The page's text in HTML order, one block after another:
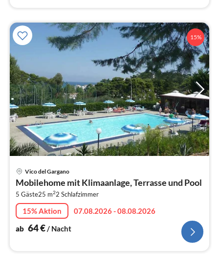
15%
Vico del Gargano
Mobilehome mit Klimaanlage, Terrasse und Pool
5 Gäste25 m22 Schlafzimmer
15% Aktion
07.08.2026 - 08.08.2026
ab 64€/ Nacht